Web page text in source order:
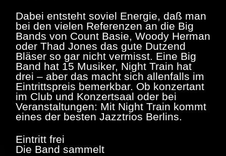
Dabei entsteht soviel Energie, daß man
bei den vielen Referenzen an die Big
Bands von Count Basie, Woody Herman
oder Thad Jones das gute Dutzend
Bläser so gar nicht vermisst. Eine Big
Band hat 15 Musiker, Night Train hat
drei – aber das macht sich allenfalls im
Eintrittspreis bemerkbar. Ob konzertant
im Club und Konzertsaal oder bei
Veranstaltungen: Mit Night Train kommt
eines der besten Jazztrios Berlins.
Eintritt frei
Die Band sammelt